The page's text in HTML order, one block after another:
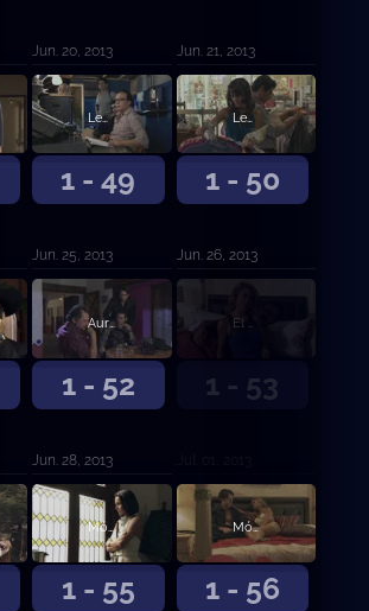
Jun. 20, 2013 Jun. 21, 2013
1 - 49
Leonor seduce a Aurelio para atraparlo
Jun. 25, 2013
1 - 50
Leonor descubre la identidad de el Letrudo
Jun. 26, 2013
1 - 52
Aurelio asesina a Don Cleto
Jun. 28, 2013
1 - 53
El Cabo y Mónica planean asesinar a Casillas
1 - 55
Mónica sella una alianza mortal con el Topo contra Aurelio
1 - 56
Mónica le prepara una trampa a Aurelio